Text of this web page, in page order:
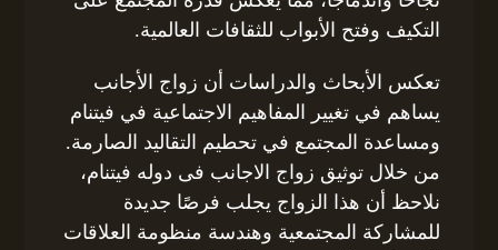
التكيف وفتح الأبواب للثقافات العالمية.
تعكس الأبحاث والدراسات أن زواج الأجانب
يساهم في تغيير المفاهيم الاجتماعية في فيتنام
ومساعدة المجتمع في تحطيم التقاليد الصارمة.
من خلال توثيق زواج الاجانب فى دوله فيتنام،
نلاحظ أن هذا الزواج يجلب فرصًا جديدة
للمشاركة المجتمعية وهندسة منظومة العلاقات